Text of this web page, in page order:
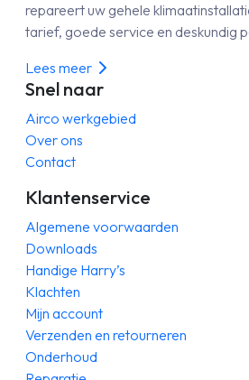
repareert uw gehele
tarief, goede service en deskundig
Lees meer
Snel naar
Airco werkgebied
Over ons
Contact
Klantenservice
Algemene voorwaarden
Downloads
Handige Harry’s
Klachten
Mijn account
Verzenden en retourneren
Onderhoud